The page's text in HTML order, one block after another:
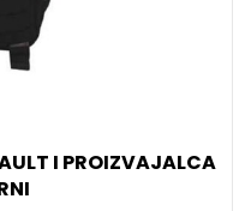
I PROIZVAJALCA